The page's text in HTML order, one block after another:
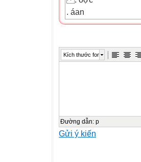
. áan
. á
. ữá
.1.ạ
.1.ạ
Kích thước font
Đường dẫn: p
Gửi ý kiến